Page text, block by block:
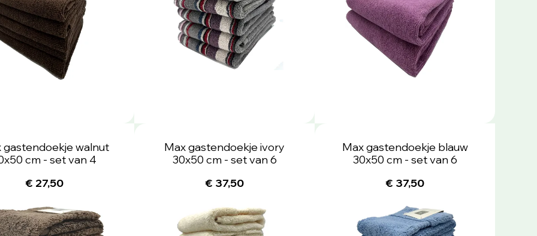
gastendoekje walnut
cm - set van 4
€ 27,50
Max gastendoekje ivory
30x50 cm - set van 6
€ 37,50
Max gastendoekje blauw
30x50 cm - set van 6
€ 37,50